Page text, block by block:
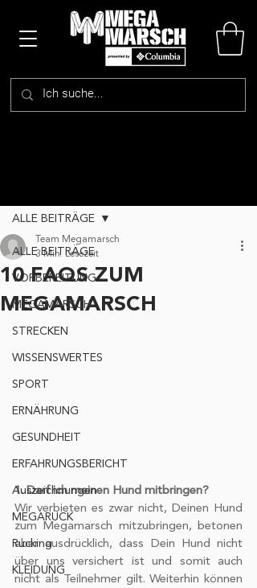
ALLE BEITRÄGE
VORBEREITUNG
MEGAMARSCH
STRECKEN
WISSENSWERTES
SPORT
ERNÄHRUNG
GESUNDHEIT
ERFAHRUNGSBERICHT
Auszeichnungen
MEGARUCK
Rucking
KLEIDUNG
ALLE BEITRÄGE
10 FAQS ZUM
MEGAMARSCH
Team Megamarsch
3 Min. Lesezeit
1. Darf ich meinen Hund mitbringen?
Wir verbieten es zwar nicht, Deinen Hund
zum Megamarsch mitzubringen, betonen
aber ausdrücklich, dass Dein Hund nicht
über uns versichert ist und somit auch
nicht als Teilnehmer gilt. Weiterhin können